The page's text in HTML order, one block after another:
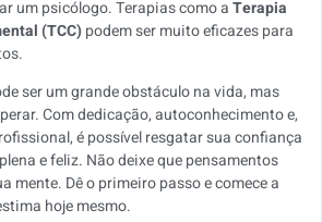
um psicólogo. Terapias como aTerapia
(TCC)podem ser muito eficazes para
ser um grande obstáculo na vida, mas
Com dedicação, autoconhecimento e,
é possível resgatar sua confiança
e feliz. Não deixe que pensamentos
mente. Dê o primeiro passo e comece a
hoje mesmo.